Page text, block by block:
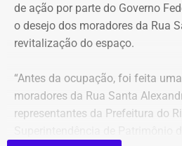
atuou sobre o estado e a
sistema.
de ação por parte do Governo
o desejo dos moradores da Rua
revitalização do espaço.
“Antes da ocupação, foi feita
moradores da Rua Santa
representantes da Prefeitura do